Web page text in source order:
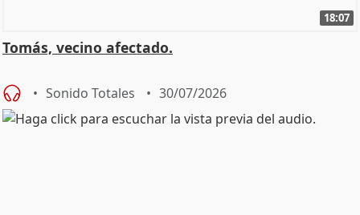
18:07
Tomás, vecino afectado.
Sonido Totales 30/07/2026